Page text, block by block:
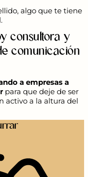
algo que te tiene
consultora y
comunicación
a empresas a
para que deje de ser
activo a la altura del